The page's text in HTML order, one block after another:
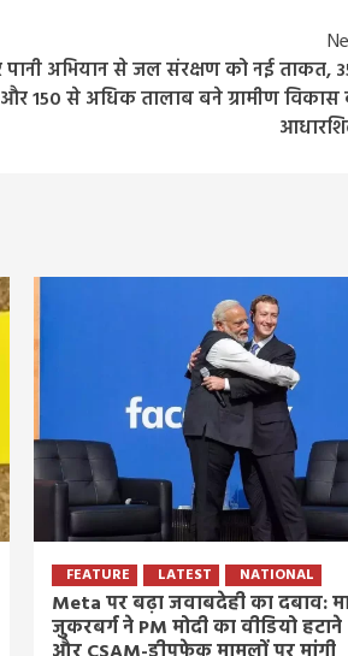
पानी अभियान से जल संरक्षण को नई ताकत,
150 से अधिक तालाब बने ग्रामीण विकास
FEATURE LATEST NATIONAL
Meta पर बढ़ा जवाबदेही का दबाव:
जुकरबर्ग ने PM मोदी का वीडियो हटाने